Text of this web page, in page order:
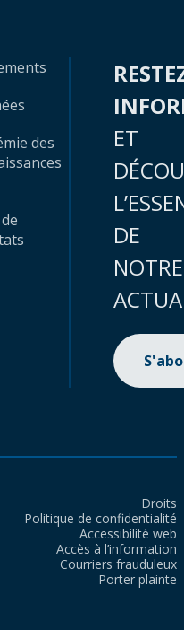
des
ET
DE
NOTRE
Droits
Politique de confidentialité
Accessibilité web
Accès à l’information
Courriers frauduleux
Porter plainte